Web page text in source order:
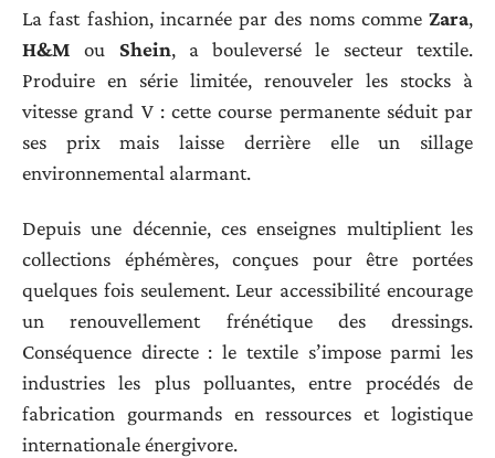
La fast fashion, incarnée par des noms comme Zara,
H&M ou Shein, a bouleversé le secteur textile.
Produire en série limitée, renouveler les stocks à
vitesse grand V : cette course permanente séduit par
ses prix mais laisse derrière elle un sillage
environnemental alarmant.
Depuis une décennie, ces enseignes multiplient les
collections éphémères, conçues pour être portées
quelques fois seulement. Leur accessibilité encourage
un renouvellement frénétique des dressings.
Conséquence directe : le textile s’impose parmi les
industries les plus polluantes, entre procédés de
fabrication gourmands en ressources et logistique
internationale énergivore.